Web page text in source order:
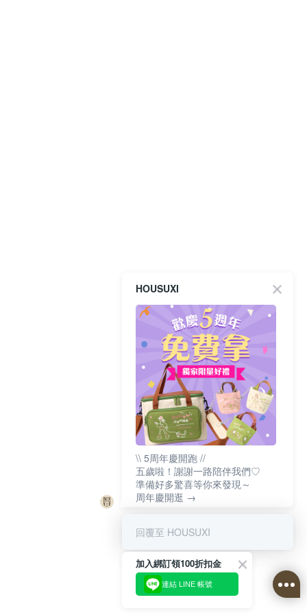
HOUSUXI
\\ 5周年慶開跑 //
五歲啦！謝謝一路陪伴我們♡
準備好多驚喜等你來發現～
周年慶開逛 →
回覆至 HOUSUXI
加入綁訂領100折扣金
連結 LINE 帳號